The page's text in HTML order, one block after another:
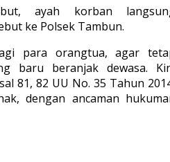
ayah korban
ke Polsek Tambun.
para orangtua, agar
baru beranjak dewasa.
81, 82 UU No. 35 Tahun
dengan ancaman